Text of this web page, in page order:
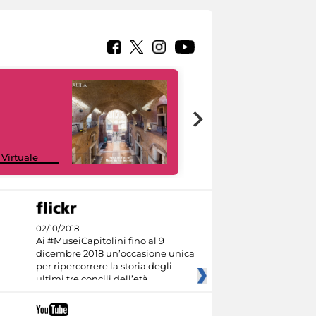
Virtuale
02/10/2018
Ai #MuseiCapitolini fino al 9
dicembre 2018 un’occasione unica
per ripercorrere la storia degli
ultimi tre concili dell’età